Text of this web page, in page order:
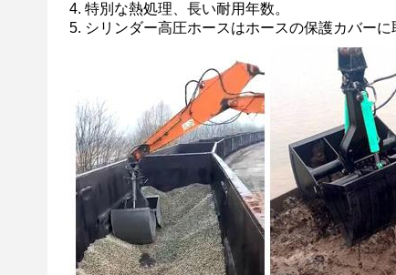
4. 特別な熱処理、長い耐用年数。
5. シリンダー高圧ホースはホースの保護カバー